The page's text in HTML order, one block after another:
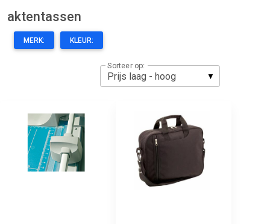
aktentassen
MERK: KLEUR:
Sorteer op: